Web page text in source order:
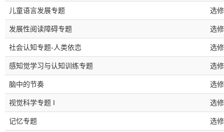
儿童语言发展专题 选修
发展性阅读障碍专题 选修
社会认知专题-人类依恋 选修
感知觉学习与认知训练专题 选修
脑中的节奏 选修
视觉科学专题 I 选修
记忆专题 选修